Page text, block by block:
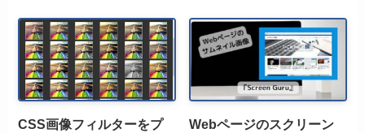
CSS画像フィルターをプ
Webページのスクリーン